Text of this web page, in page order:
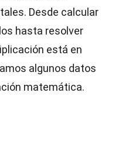
Desde calcular
hasta resolver
está en
algunos datos
matemática.